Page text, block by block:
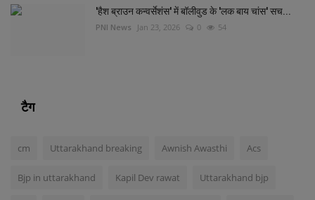
'हैश ब्राउन कन्वर्सेशंस' में बॉलीवुड के 'लक बाय चांस' सच...
PNI News Jan 23, 2026 0 54
टैग
cm Uttarakhand breaking Awnish Awasthi Acs
Bjp in uttarakhand Kapil Dev rawat Uttarakhand bjp